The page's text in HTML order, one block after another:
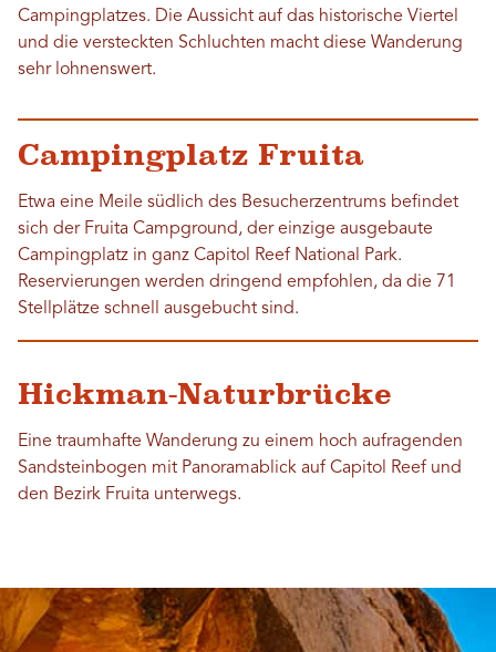
Campingplatzes. Die Aussicht auf das historische Viertel
und die versteckten Schluchten macht diese Wanderung
sehr lohnenswert.
Campingplatz Fruita
Etwa eine Meile südlich des Besucherzentrums befindet
sich der Fruita Campground, der einzige ausgebaute
Campingplatz in ganz Capitol Reef National Park.
Reservierungen werden dringend empfohlen, da die 71
Stellplätze schnell ausgebucht sind.
Hickman-Naturbrücke
Eine traumhafte Wanderung zu einem hoch aufragenden
Sandsteinbogen mit Panoramablick auf Capitol Reef und
den Bezirk Fruita unterwegs.